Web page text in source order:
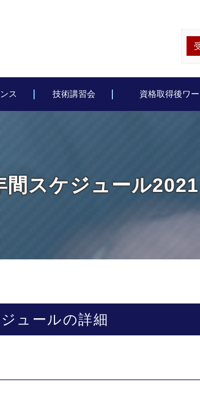
ス 技術講習会 資格取得後ワー
間スケジュール2021
ュールの詳細